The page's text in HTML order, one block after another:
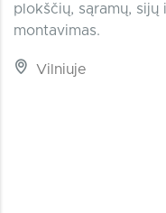
plokščių, sąramų,
montavimas.
Vilniuje